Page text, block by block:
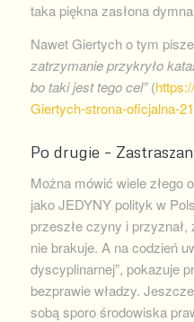
taka piękna zasłona
Nawet Giertych o tym pisze
zatrzymanie przykryło
bo taki jest tego cel”(
Giertych-strona-oficjalna-
Po drugie –
Można mówić wiele złego
jako JEDYNY polityk w
przeszłe czyny i
nie brakuje. A na codzień
dyscyplinarnej”, pokazuje
bezprawie władzy.
sobą sporo środowiska